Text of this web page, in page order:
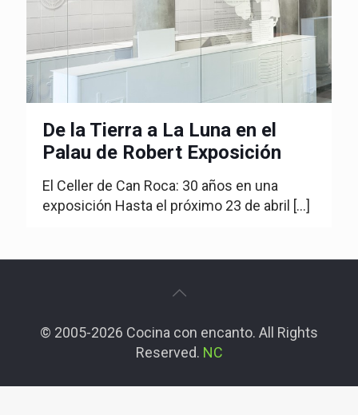
De la Tierra a La Luna en el
Palau de Robert Exposición
El Celler de Can Roca: 30 años en una
exposición Hasta el próximo 23 de abril […]
© 2005-2026 Cocina con encanto. All Rights
Reserved. NC